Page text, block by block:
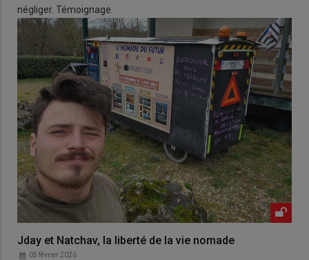
négliger. Témoignage.
Jday et Natchav, la liberté de la vie nomade
05 février 2026